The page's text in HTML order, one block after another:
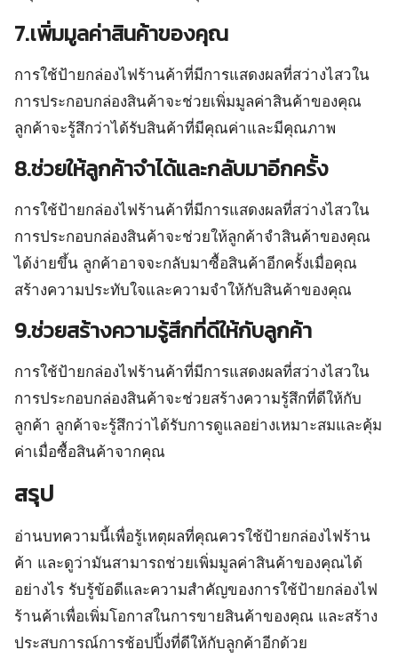
7.เพิ่มมูลค่าสินค้าของคุณ
การใช้ป้ายกล่องไฟร้านค้าที่มีการแสดงผลที่สว่างไสวใน
การประกอบกล่องสินค้าจะช่วยเพิ่มมูลค่าสินค้าของคุณ
ลูกค้าจะรู้สึกว่าได้รับสินค้าที่มีคุณค่าและมีคุณภาพ
8.ช่วยให้ลูกค้าจำได้และกลับมาอีกครั้ง
การใช้ป้ายกล่องไฟร้านค้าที่มีการแสดงผลที่สว่างไสวใน
การประกอบกล่องสินค้าจะช่วยให้ลูกค้าจำสินค้าของคุณ
ได้ง่ายขึ้น ลูกค้าอาจจะกลับมาซื้อสินค้าอีกครั้งเมื่อคุณ
สร้างความประทับใจและความจำให้กับสินค้าของคุณ
9.ช่วยสร้างความรู้สึกที่ดีให้กับลูกค้า
การใช้ป้ายกล่องไฟร้านค้าที่มีการแสดงผลที่สว่างไสวใน
การประกอบกล่องสินค้าจะช่วยสร้างความรู้สึกที่ดีให้กับ
ลูกค้า ลูกค้าจะรู้สึกว่าได้รับการดูแลอย่างเหมาะสมและคุ้ม
ค่าเมื่อซื้อสินค้าจากคุณ
สรุป
อ่านบทความนี้เพื่อรู้เหตุผลที่คุณควรใช้ป้ายกล่องไฟร้าน
ค้า และดูว่ามันสามารถช่วยเพิ่มมูลค่าสินค้าของคุณได้
อย่างไร รับรู้ข้อดีและความสำคัญของการใช้ป้ายกล่องไฟ
ร้านค้าเพื่อเพิ่มโอกาสในการขายสินค้าของคุณ และสร้าง
ประสบการณ์การช้อปปิ้งที่ดีให้กับลูกค้าอีกด้วย